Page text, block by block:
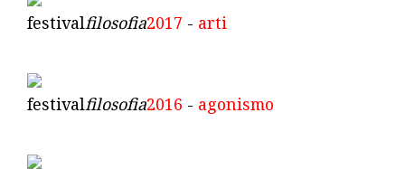
festivalfilosofia2017 - arti
festivalfilosofia2016 - agonismo